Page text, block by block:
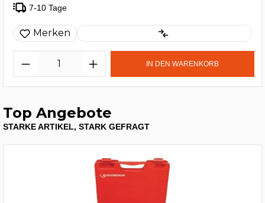
7-10 Tage
Merken
IN DEN WARENKORB
Top Angebote
STARKE ARTIKEL, STARK GEFRAGT